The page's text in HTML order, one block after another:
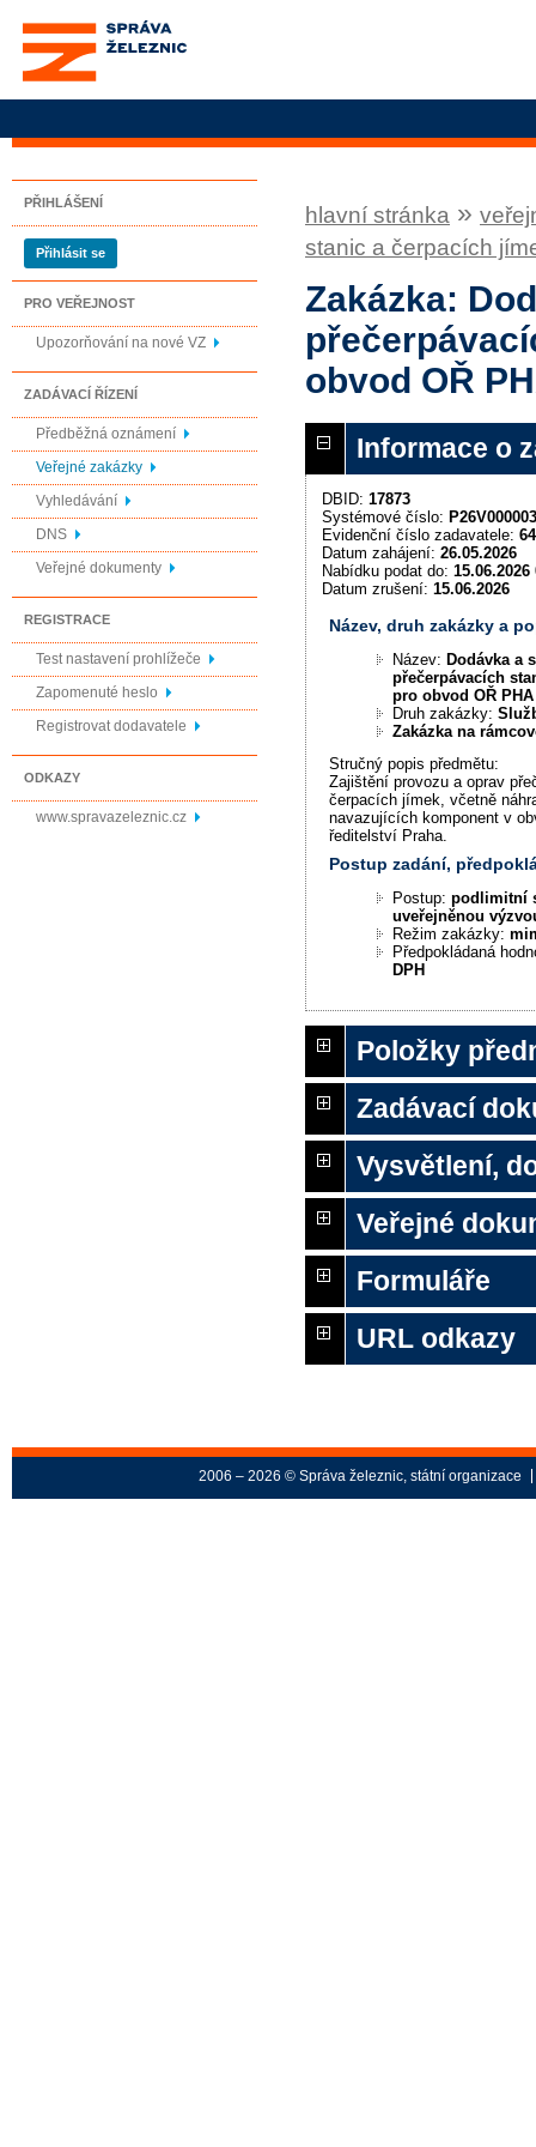
Správa železnic, státní
organizace
PŘIHLÁŠENÍ
Přihlásit se
PRO VEŘEJNOST
Upozorňování na nové VZ
ZADÁVACÍ ŘÍZENÍ
Předběžná oznámení
Veřejné zakázky
Vyhledávání
DNS
Veřejné dokumenty
REGISTRACE
Test nastavení prohlížeče
Zapomenuté heslo
Registrovat dodavatele
ODKAZY
www.spravazeleznic.cz
hlavní stránka »
stanic a čerpacích
Zakázka:
obvod OŘ
Informace o
DBID: 17873
Systémové číslo:
Evidenční číslo zadavatele:
Datum zahájení: 26.05.2026
Nabídku podat do: 15.06.2026
Datum zrušení: 15.06.2026
Název, druh zakázky a
Název:Dodávka a
přečerpávacích
pro obvod OŘ PHA
Druh zakázky:
Zakázka na
Stručný popis předmětu:
Zajištění provozu a oprav
čerpacích jímek, včetně
navazujících komponent v
ředitelství Praha.
Postup zadání,
Postup:podlimitní
uveřejněnou
Režim zakázky:
Předpokládaná
DPH
Položky
Zadávací
Vysvětlení,
Veřejné
Formuláře
URL odkazy
2006 – 2026 © Správa železnic, státní organizace